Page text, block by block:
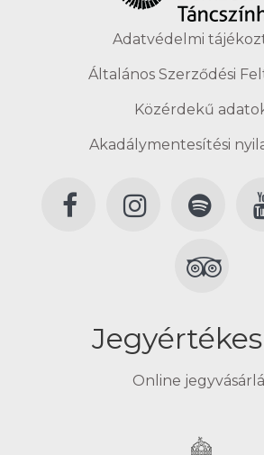
Adatvédelmi
Általános Szerződési
Közérdekű
Akadálymentesítési
Online